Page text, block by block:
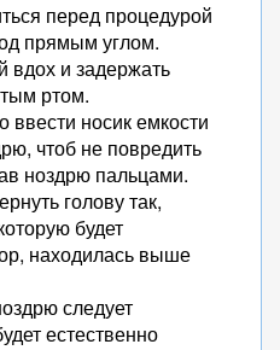
перед процедурой
прямым углом.
вдох и задержать
ртом.
носик емкости
чтоб не повредить
ноздрю пальцами.
голову так,
будет
находилась выше
следует
естественно